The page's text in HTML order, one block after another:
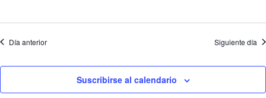
Día anterior Siguiente día
Suscribirse al calendario